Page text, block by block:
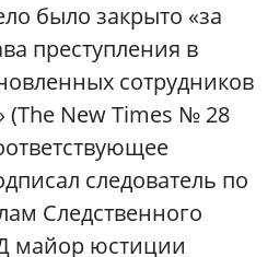
было закрыто «за
преступления в
сотрудников
New Times № 28
следователь по
Следственного
майор юстиции